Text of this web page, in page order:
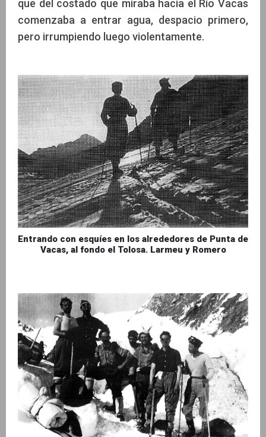
que del costado que miraba hacia el Río Vacas
comenzaba a entrar agua, despacio primero,
pero irrumpiendo luego violentamente.
Entrando con esquíes en los alrededores de Punta de
Vacas, al fondo el Tolosa. Larmeu y Romero